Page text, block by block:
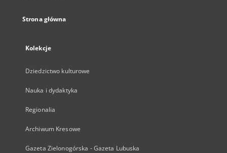
Strona główna
Kolekcje
Dziedzictwo kulturowe
Nauka i dydaktyka
Regionalia
Archiwum Kresowe
Gazeta Zielonogórska - Gazeta Lubuska